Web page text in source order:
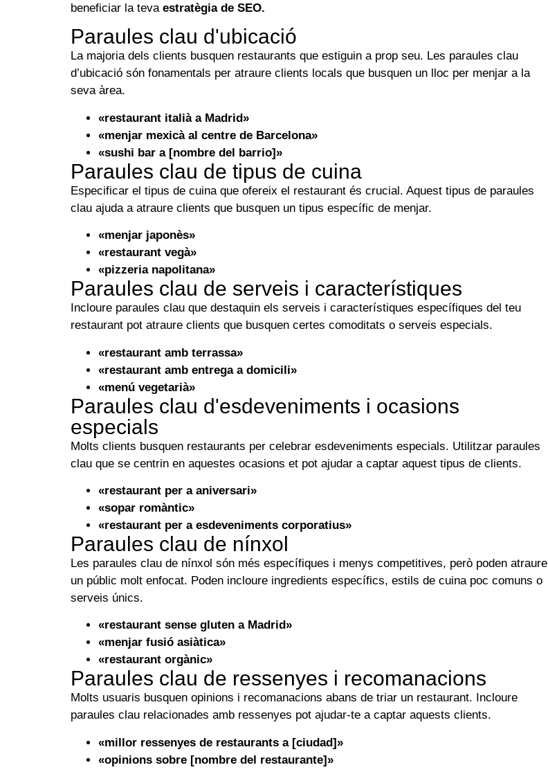
beneficiar la teva estratègia de SEO.
Paraules clau d'ubicació
La majoria dels clients busquen restaurants que estiguin a prop seu. Les paraules clau
d’ubicació són fonamentals per atraure clients locals que busquen un lloc per menjar a la
seva àrea.
«restaurant italià a Madrid»
«menjar mexicà al centre de Barcelona»
«sushi bar a [nombre del barrio]»
Paraules clau de tipus de cuina
Especificar el tipus de cuina que ofereix el restaurant és crucial. Aquest tipus de paraules
clau ajuda a atraure clients que busquen un tipus específic de menjar.
«menjar japonès»
«restaurant vegà»
«pizzeria napolitana»
Paraules clau de serveis i característiques
Incloure paraules clau que destaquin els serveis i característiques específiques del teu
restaurant pot atraure clients que busquen certes comoditats o serveis especials.
«restaurant amb terrassa»
«restaurant amb entrega a domicili»
«menú vegetarià»
Paraules clau d'esdeveniments i ocasions
especials
Molts clients busquen restaurants per celebrar esdeveniments especials. Utilitzar paraules
clau que se centrin en aquestes ocasions et pot ajudar a captar aquest tipus de clients.
«restaurant per a aniversari»
«sopar romàntic»
«restaurant per a esdeveniments corporatius»
Paraules clau de nínxol
Les paraules clau de nínxol són més específiques i menys competitives, però poden atraure
un públic molt enfocat. Poden incloure ingredients específics, estils de cuina poc comuns o
serveis únics.
«restaurant sense gluten a Madrid»
«menjar fusió asiàtica»
«restaurant orgànic»
Paraules clau de ressenyes i recomanacions
Molts usuaris busquen opinions i recomanacions abans de triar un restaurant. Incloure
paraules clau relacionades amb ressenyes pot ajudar-te a captar aquests clients.
«millor ressenyes de restaurants a [ciudad]»
«opinions sobre [nombre del restaurante]»